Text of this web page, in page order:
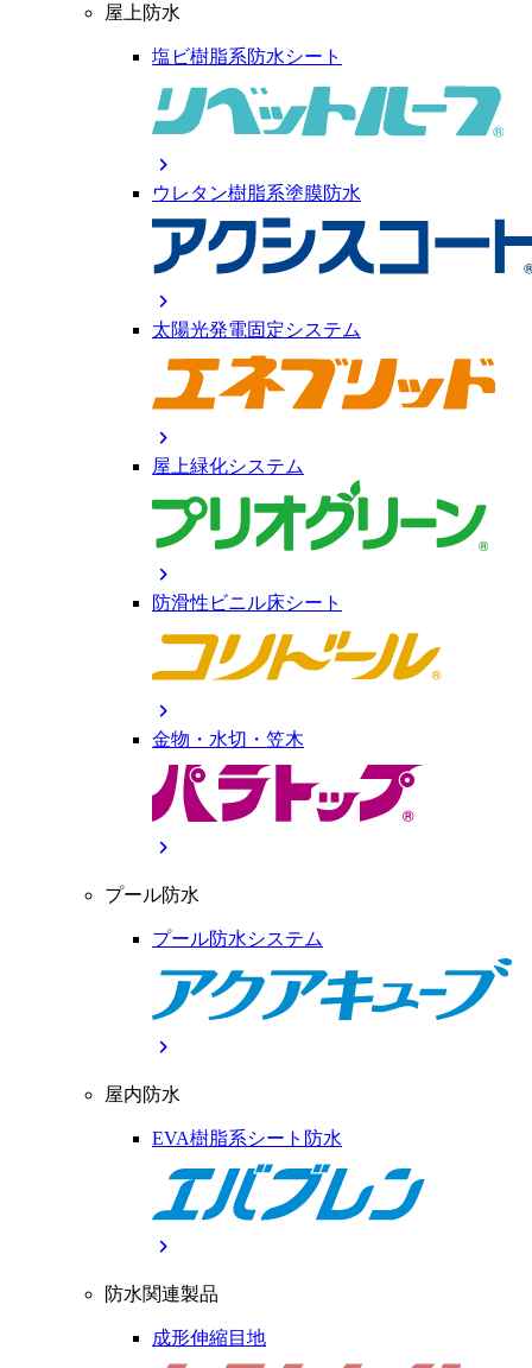
屋上防水
塩ビ樹脂系防水シート
chevron_right
ウレタン樹脂系塗膜防水
chevron_right
太陽光発電固定システム
chevron_right
屋上緑化システム
chevron_right
防滑性ビニル床シート
chevron_right
金物・水切・笠木
chevron_right
プール防水
プール防水システム
chevron_right
屋内防水
EVA樹脂系シート防水
chevron_right
防水関連製品
成形伸縮目地